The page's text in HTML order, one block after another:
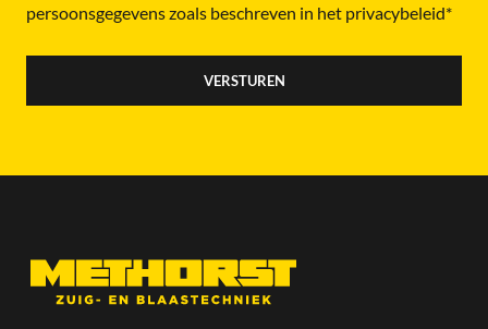
persoonsgegevens zoals beschreven in het privacybeleid*